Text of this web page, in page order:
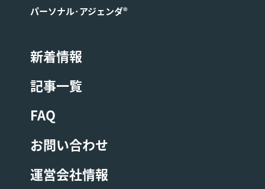
お客様はコースの受講にあたり、以下に定める各禁止事項
合、弊社は弊社の判断でお客様に対して受講中のコースの
中途退席を含む以後の受講をお断りすることができるもの
とします。またこの場合受講費用は返金しないものとしま
す。
コースの内容の録音、録画、ライブ配信。
コースの講師の指示に従わない等の行為。
パーソナル･アジェンダ®
新着情報
記事一覧
FAQ
お問い合わせ
運営会社情報